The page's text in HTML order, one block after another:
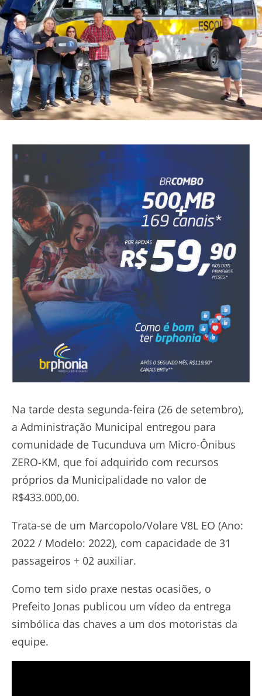
Na tarde desta segunda-feira (26 de setembro),
a Administração Municipal entregou para
comunidade de Tucunduva um Micro-Ônibus
ZERO-KM, que foi adquirido com recursos
próprios da Municipalidade no valor de
R$433.000,00.
Trata-se de um Marcopolo/Volare V8L EO (Ano:
2022 / Modelo: 2022), com capacidade de 31
passageiros + 02 auxiliar.
Como tem sido praxe nestas ocasiões, o
Prefeito Jonas publicou um vídeo da entrega
simbólica das chaves a um dos motoristas da
equipe.